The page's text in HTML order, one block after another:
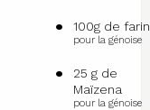
100g de
pour la génoise
25 g de
Maïzena
pour la génoise